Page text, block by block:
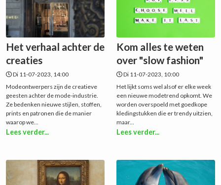
Het verhaal achter de
creaties
Di 11-07-2023, 14:00
Modeontwerpers zijn de creatieve
geesten achter de mode-industrie.
Ze bedenken nieuwe stijlen, stoffen,
prints en patronen die de manier
waarop we...
Lees verder...
Kom alles te weten
over "slow fashion"
Di 11-07-2023, 10:00
Het lijkt soms wel alsof er elke week
een nieuwe modetrend opkomt. We
worden overspoeld met goedkope
kledingstukken die er trendy uitzien,
maar...
Lees verder...